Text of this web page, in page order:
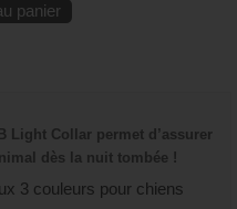
panier
Light Collar permet d’assurer
dès la nuit tombée !
3 couleurs pour chiens